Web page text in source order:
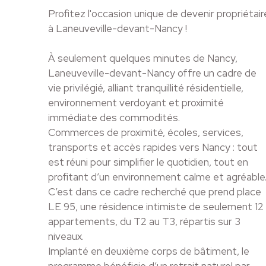
Profitez l'occasion unique de devenir
à Laneuveville-devant-Nancy !
À seulement quelques minutes de Nancy,
Laneuveville-devant-Nancy offre un cadre de
vie privilégié, alliant tranquillité résidentielle,
environnement verdoyant et proximité
immédiate des commodités.
Commerces de proximité, écoles, services,
transports et accès rapides vers Nancy : tout
est réuni pour simplifier le quotidien, tout en
profitant d’un environnement calme et
C’est dans ce cadre recherché que prend place
LE 95, une résidence intimiste de seulement 12
appartements, du T2 au T3, répartis sur 3
niveaux.
Implanté en deuxième corps de bâtiment, le